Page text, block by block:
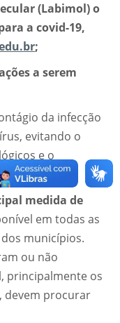
(Labimol) o
a covid-19,
;
a serem
da infecção
evitando o
e o
19.
medida de
em todas as
dos municípios.
ou não
principalmente os
devem procurar